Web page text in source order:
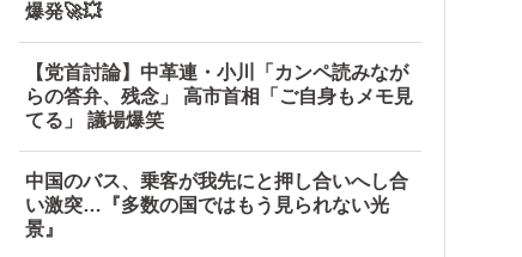
爆発🚀💥
【党首討論】中革連・小川「カンペ読みなが
らの答弁、残念」 高市首相「ご自身もメモ見
てる」 議場爆笑
中国のバス、乗客が我先にと押し合いへし合
い激突…『多数の国ではもう見られない光
景』